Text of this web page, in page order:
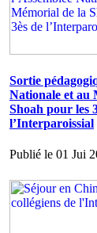
Sortie
Nationale et au
Shoah pour les
l’Interparoissial
Publié le 01 Jui